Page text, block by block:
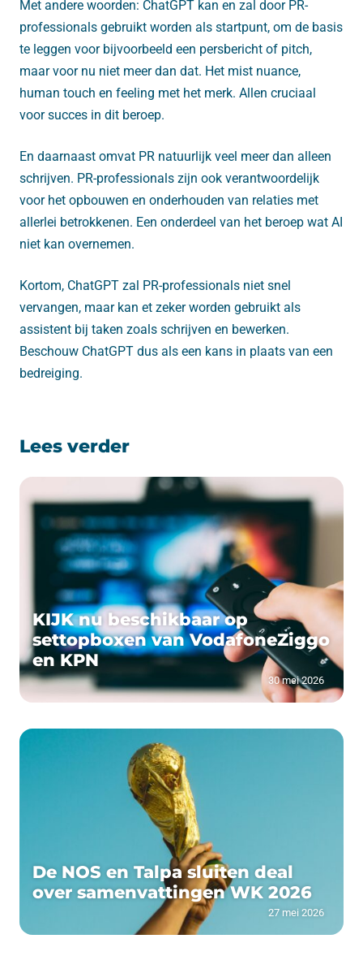
Met andere woorden: ChatGPT kan en zal door PR-
professionals gebruikt worden als startpunt, om de basis
te leggen voor bijvoorbeeld een persbericht of pitch,
maar voor nu niet meer dan dat. Het mist nuance,
human touch en feeling met het merk. Allen cruciaal
voor succes in dit beroep.
En daarnaast omvat PR natuurlijk veel meer dan alleen
schrijven. PR-professionals zijn ook verantwoordelijk
voor het opbouwen en onderhouden van relaties met
allerlei betrokkenen. Een onderdeel van het beroep wat AI
niet kan overnemen.
Kortom, ChatGPT zal PR-professionals niet snel
vervangen, maar kan et zeker worden gebruikt als
assistent bij taken zoals schrijven en bewerken.
Beschouw ChatGPT dus als een kans in plaats van een
bedreiging.
Lees verder
KIJK nu beschikbaar op
settopboxen van VodafoneZiggo
en KPN
30 mei 2026
De NOS en Talpa sluiten deal
over samenvattingen WK 2026
27 mei 2026